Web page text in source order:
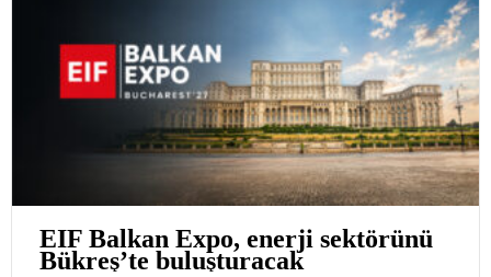
EIF Balkan Expo, enerji sektörünü
Bükreş’te buluşturacak